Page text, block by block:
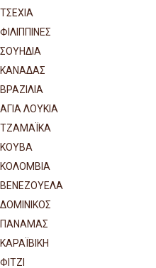
ΤΣΕΧΙΑ
ΦΙΛΙΠΠΙΝΕΣ
ΣΟΥΗΔΙΑ
ΚΑΝΑΔΑΣ
ΒΡΑΖΙΛΙΑ
ΑΓΙΑ ΛΟΥΚΙΑ
ΤΖΑΜΑΪΚΑ
ΚΟΥΒΑ
ΚΟΛΟΜΒΙΑ
ΒΕΝΕΖΟΥΕΛΑ
ΔΟΜΙΝΙΚΟΣ
ΠΑΝΑΜΑΣ
ΚΑΡΑΪΒΙΚΗ
ΦΙΤΖΙ